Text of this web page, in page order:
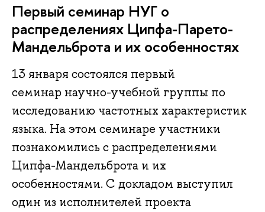
Первый семинар НУГ о
распределениях Ципфа-Парето-
Мандельброта и их особенностях
13 января состоялся первый
семинар научно-учебной группы по
исследованию частотных характеристик
языка. На этом семинаре участники
познакомились с распределениями
Ципфа-Мандельброта и их
особенностями. С докладом выступил
один из исполнителей проекта